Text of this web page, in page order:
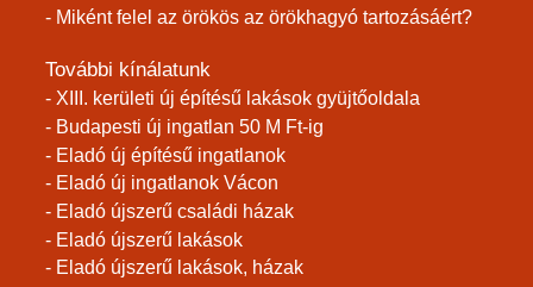
- Miként felel az örökös az örökhagyó tartozásáért?
További kínálatunk
- XIII. kerületi új építésű lakások gyüjtőoldala
- Budapesti új ingatlan 50 M Ft-ig
- Eladó új építésű ingatlanok
- Eladó új ingatlanok Vácon
- Eladó újszerű családi házak
- Eladó újszerű lakások
- Eladó újszerű lakások, házak